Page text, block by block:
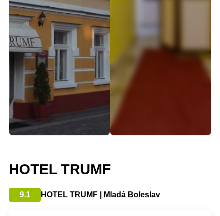
HOTEL TRUMF
9.1 HOTEL TRUMF | Mladá Boleslav